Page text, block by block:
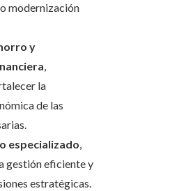
modernización
y
,
la
de las
especializado,
gestión eficiente y
estratégicas.